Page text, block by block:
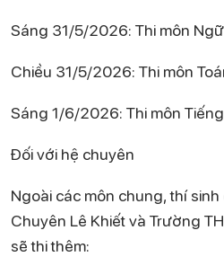
Sáng 31/5/2026: Thi môn
Chiều 31/5/2026: Thi môn
Sáng 1/6/2026: Thi môn
Đối với hệ chuyên
Ngoài các môn chung, thí
Chuyên Lê Khiết và Trường
sẽ thi thêm: